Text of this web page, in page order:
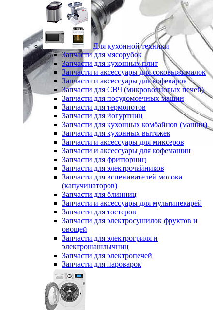
Для кухонной техники
Запчасти для мясорубок
Запчасти для кухонных плит
Запчасти и аксессуары для соковыжималок
Запчасти и аксессуары для кофеварок
Запчасти для СВЧ (микроволновых печей)
Запчасти для посудомоечных машин
Запчасти для термопотов
Запчасти для йогуртниц
Запчасти для кухонных комбайнов (машин)
Запчасти для кухонных вытяжек
Запчасти и аксессуары для миксеров
Запчасти и аксессуары для кофемашин
Запчасти для фритюрниц
Запчасти для электрочайников
Запчасти для вспенивателей молока
(капучинаторов)
Запчасти для блинниц
Запчасти и аксессуары для мультипекарей
Запчасти для тостеров
Запчасти для электросушилок фруктов и
овощей
Запчасти для электрогриля и
электрошашлычниц
Запчасти для электропечей
Запчасти для пароварок